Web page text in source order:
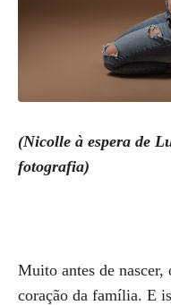
(Nicolle à espera de
fotografia)
Muito antes de nascer,
coração da família. E